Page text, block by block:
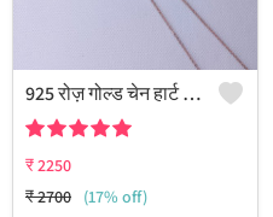
925 रोज़ गोल्ड चेन हार्ट पेंडेंट सेट
₹2250
₹2700 (17% off)